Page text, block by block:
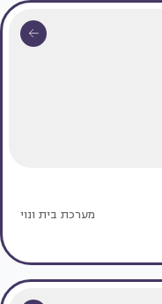
מערכת בית ונוי